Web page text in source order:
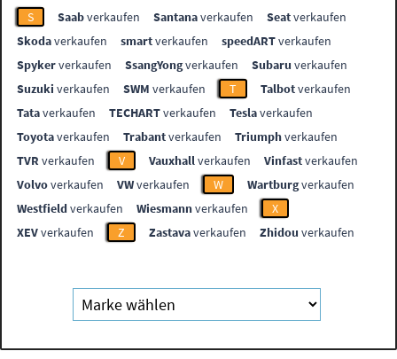
S
Saabverkaufen Santanaverkaufen Seatverkaufen
Skodaverkaufen smartverkaufen speedARTverkaufen
Spykerverkaufen SsangYongverkaufen Subaru verkaufen
Suzuki verkaufen SWM verkaufen T Talbotverkaufen
Tataverkaufen TECHARTverkaufen Teslaverkaufen
Toyotaverkaufen Trabantverkaufen Triumphverkaufen
TVR verkaufen V Vauxhallverkaufen Vinfastverkaufen
Volvoverkaufen VWverkaufen W Wartburgverkaufen
Westfieldverkaufen Wiesmannverkaufen
X
XEVverkaufen Z Zastavaverkaufen Zhidou verkaufen